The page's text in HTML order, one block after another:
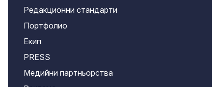
Редакционни стандарти
Портфолио
Екип
PRESS
Медийни партньорства